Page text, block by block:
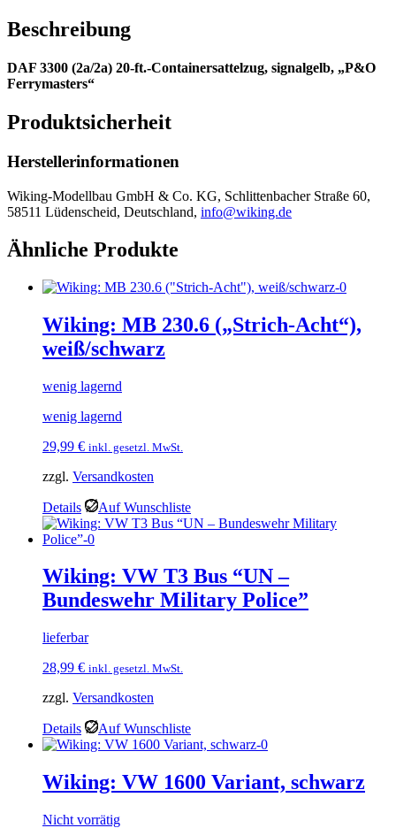
Beschreibung
DAF 3300 (2a/2a) 20-ft.-Containersattelzug, signalgelb, „P&O
Ferrymasters“
Produktsicherheit
Herstellerinformationen
Wiking-Modellbau GmbH & Co. KG, Schlittenbacher Straße 60,
58511 Lüdenscheid, Deutschland, info@wiking.de
Ähnliche Produkte
Wiking: MB 230.6 („Strich-Acht“),
weiß/schwarz
wenig lagernd
wenig lagernd
29,99 € inkl. gesetzl. MwSt.
zzgl. Versandkosten
Details Auf Wunschliste
Wiking: VW T3 Bus “UN –
Bundeswehr Military Police”
lieferbar
28,99 € inkl. gesetzl. MwSt.
zzgl. Versandkosten
Details Auf Wunschliste
Wiking: VW 1600 Variant, schwarz
Nicht vorrätig